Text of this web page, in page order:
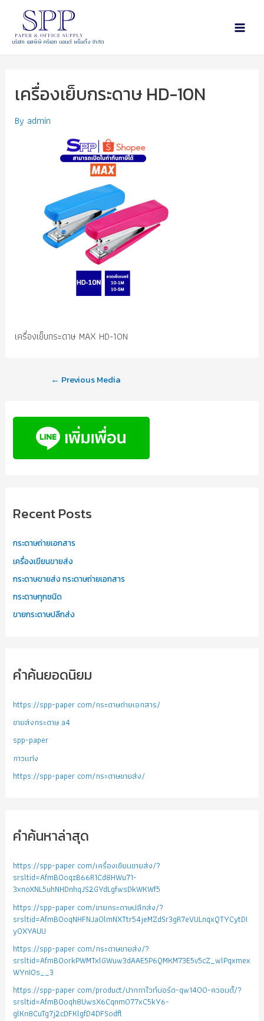
บริษัท เอสพีพี ครีเอท แอนด์ พริ้นติ้ง จำกัด
เครื่องเย็บกระดาษ HD-10N
By admin
เครื่องเย็บกระดาษ MAX HD-10N
← Previous Media
Recent Posts
กระดาษถ่ายเอกสาร
เครื่องเขียนขายส่ง
กระดาษขายส่ง กระดาษถ่ายเอกสาร
กระดาษทุกชนิด
ขายกระดาษปลีกส่ง
คำค้นยอดนิยม
https://spp-paper com/กระดาษถ่ายเอกสาร/
ขายส่งกระดาษ a4
spp-paper
กาวแท่ง
https://spp-paper com/กระดาษขายส่ง/
คำค้นหาล่าสุด
https://spp-paper com/เครื่องเขียนขายส่ง/?
srsltid=AfmBOoqzB66R1Cd8HWu71-
3xnoXNL5uhNHDnhqJS2GYdLgfwsDkWKWf5
https://spp-paper com/ขายกระดาษปลีกส่ง/?
srsltid=AfmBOoqNHFNJa0lmNXTtr54jeMZdSr3gR7eVULnqxQTYCytDI
yOXYAUU
https://spp-paper com/กระดาษขายส่ง/?
srsltid=AfmBOorkPWMTxlGWuw3dAAE5P6QMKM73E5v5cZ_wlPqxmex
WYnIOs__3
https://spp-paper com/product/ปากกาไวท์บอร์ด-qw1400-ควอนตั้/?
srsltid=AfmBOoqh8UwsX6Cqnm077xC5kY6-
glKn8CuTg7j2cDFKlgfD4DFSodfl